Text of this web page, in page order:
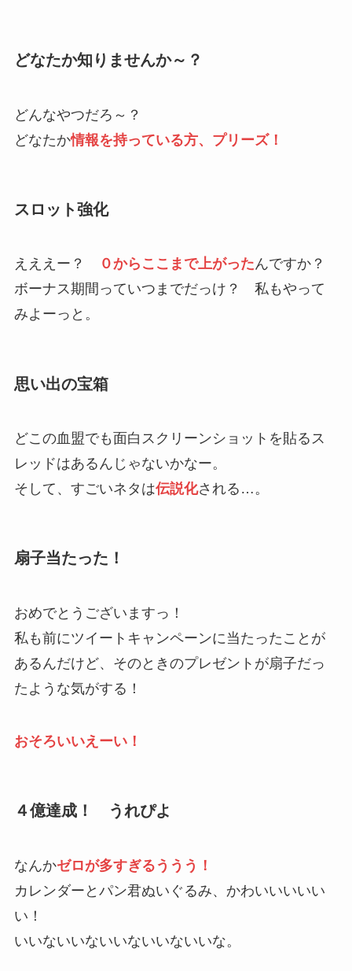
どなたか知りませんか～？
どんなやつだろ～？
どなたか情報を持っている方、プリーズ！
スロット強化
えええー？ ０からここまで上がったんですか？
ボーナス期間っていつまでだっけ？ 私もやって
みよーっと。
思い出の宝箱
どこの血盟でも面白スクリーンショットを貼るス
レッドはあるんじゃないかなー。
そして、すごいネタは伝説化される…。
扇子当たった！
おめでとうございますっ！
私も前にツイートキャンペーンに当たったことが
あるんだけど、そのときのプレゼントが扇子だっ
たような気がする！
おそろいいえーい！
４億達成！ うれぴよ
なんかゼロが多すぎるううう！
カレンダーとパン君ぬいぐるみ、かわいいいいい
い！
いいないいないいないいないいな。